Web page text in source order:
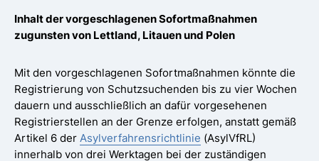
Inhalt der vorgeschlagenen Sofortmaßnahmen
zugunsten von Lettland, Litauen und Polen
Mit den vorgeschlagenen Sofortmaßnahmen könnte die
Registrierung von Schutzsuchenden bis zu vier Wochen
dauern und ausschließlich an dafür vorgesehenen
Registrierstellen an der Grenze erfolgen, anstatt gemäß
Artikel 6 der Asylverfahrensrichtlinie (AsylVfRL)
innerhalb von drei Werktagen bei der zuständigen